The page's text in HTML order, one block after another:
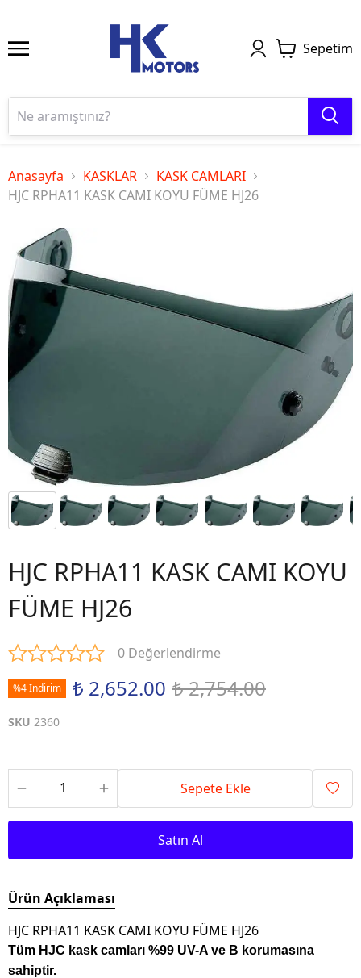
Sepetim
Anasayfa KASKLAR
KASK CAMLARI
HJC RPHA11 KASK CAMI KOYU FÜME HJ26
HJC RPHA11 KASK CAMI KOYU
FÜME HJ26
0 Değerlendirme
%4 İndirim ₺ 2,652.00 ₺ 2,754.00
SKU 2360
Sepete Ekle
Satın Al
Ürün Açıklaması
HJC RPHA11 KASK CAMI KOYU FÜME HJ26
Tüm HJC kask camları %99 UV-A ve B korumasına
sahiptir.